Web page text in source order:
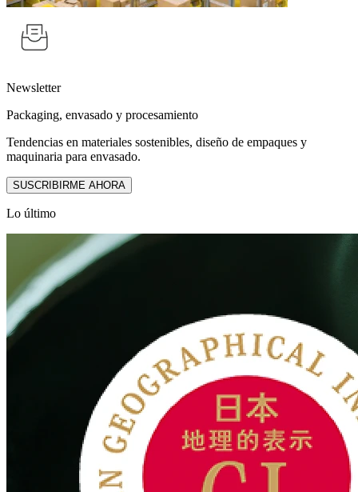
Newsletter
Packaging, envasado y procesamiento
Tendencias en materiales sostenibles, diseño de empaques y
maquinaria para envasado.
SUSCRIBIRME AHORA
Lo último